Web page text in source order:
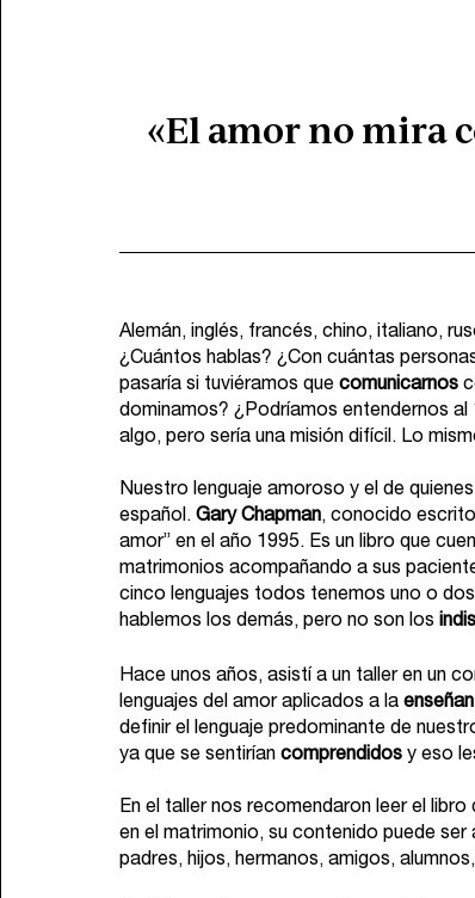
«El amor no mira
Alemán, inglés, francés, chino, italiano,
¿Cuántos hablas? ¿Con cuántas
pasaría si tuviéramos que comunicarnos
dominamos? ¿Podríamos entendernos
algo, pero sería una misión difícil. Lo
Nuestro lenguaje amoroso y el de
español. Gary Chapman, conocido
amor” en el año 1995. Es un libro que
matrimonios acompañando a sus
cinco lenguajes todos tenemos uno o
hablemos los demás, pero no son los
Hace unos años, asistí a un taller en un
lenguajes del amor aplicados a la
definir el lenguaje predominante de
ya que se sentirían comprendidos y eso
En el taller nos recomendaron leer el libro
en el matrimonio, su contenido puede ser
padres, hijos, hermanos, amigos,